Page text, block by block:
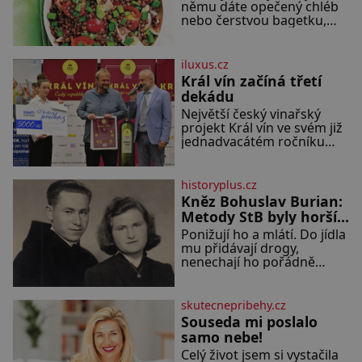
němu dáte opečený chléb
nebo čerstvou bagetku,
čočky 150 g cherry rajčátek
1 velká červená cibule 2 lžíce
iluxus.cz
Král vín začíná třetí
dekádu
Největší český vinařský
projekt Král vín ve svém již
jednadvacátém ročníku
představil nejlepší domácí
porota z celkem 1260
vzorků od 157 vinařů. Král
vín, který se – i pře
historyplus.cz
Kněz Bohuslav Burian:
Metody StB byly horší
než gestapácké trýznění
Ponižují ho a mlátí. Do jídla
mu přidávají drogy,
nenechají ho pořádně
týrání nevydrží a estébákům
podepíše všechno, co po
něm chtějí. Svým podpisem
jim potvrdí také to, že na něj
během výslechů nikdo
skutecnepribehy.cz
Souseda mi poslalo
samo nebe!
Celý život jsem si vystačila